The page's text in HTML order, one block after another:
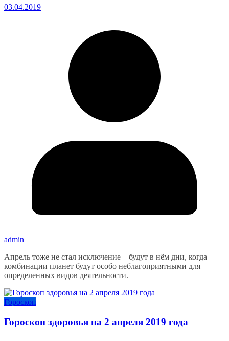
03.04.2019
admin
Апрель тоже не стал исключение – будут в нём дни, когда
комбинации планет будут особо неблагоприятными для
определенных видов деятельности.
Гороскоп
Гороскоп здоровья на 2 апреля 2019 года